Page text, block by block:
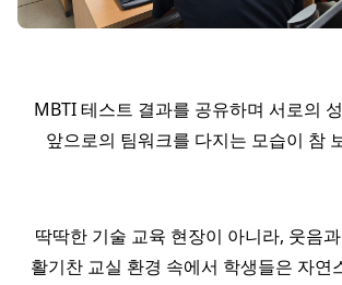
MBTI 테스트 결과를 공유하며 서로의
앞으로의 팀워크를 다지는 모습이 참
딱딱한 기술 교육 현장이 아니라, 웃음
활기찬 교실 환경 속에서 학생들은 자연